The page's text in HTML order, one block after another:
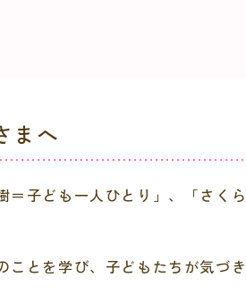
まへ
＝子ども一人ひとり」、「さく
ことを学び、子どもたちが気づ